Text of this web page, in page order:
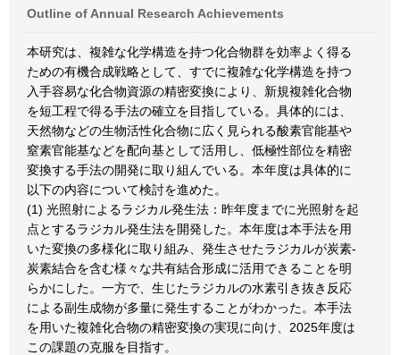
Outline of Annual Research Achievements
本研究は、複雑な化学構造を持つ化合物群を効率よく得る
ための有機合成戦略として、すでに複雑な化学構造を持つ
入手容易な化合物資源の精密変換により、新規複雑化合物
を短工程で得る手法の確立を目指している。具体的には、
天然物などの生物活性化合物に広く見られる酸素官能基や
窒素官能基などを配向基として活用し、低極性部位を精密
変換する手法の開発に取り組んでいる。本年度は具体的に
以下の内容について検討を進めた。
(1) 光照射によるラジカル発生法：昨年度までに光照射を起
点とするラジカル発生法を開発した。本年度は本手法を用
いた変換の多様化に取り組み、発生させたラジカルが炭素-
炭素結合を含む様々な共有結合形成に活用できることを明
らかにした。一方で、生じたラジカルの水素引き抜き反応
による副生成物が多量に発生することがわかった。本手法
を用いた複雑化合物の精密変換の実現に向け、2025年度は
この課題の克服を目指す。